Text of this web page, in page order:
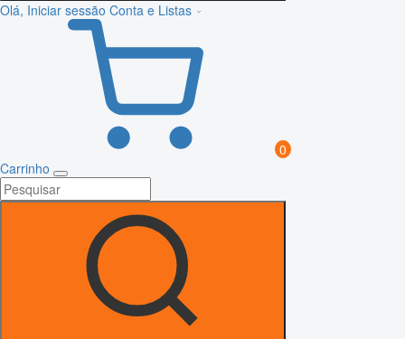
Olá, Iniciar sessão Conta e Listas
0
Carrinho